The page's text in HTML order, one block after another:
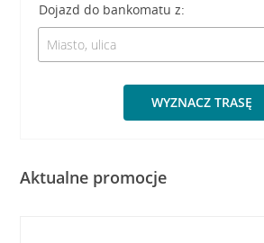
Dojazd do bankomatu z:
WYZNACZ TRASĘ
Aktualne promocje